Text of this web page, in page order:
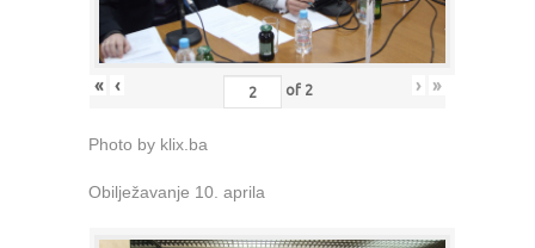
« ‹ of 2 › »
Photo by klix.ba
Obilježavanje 10. aprila